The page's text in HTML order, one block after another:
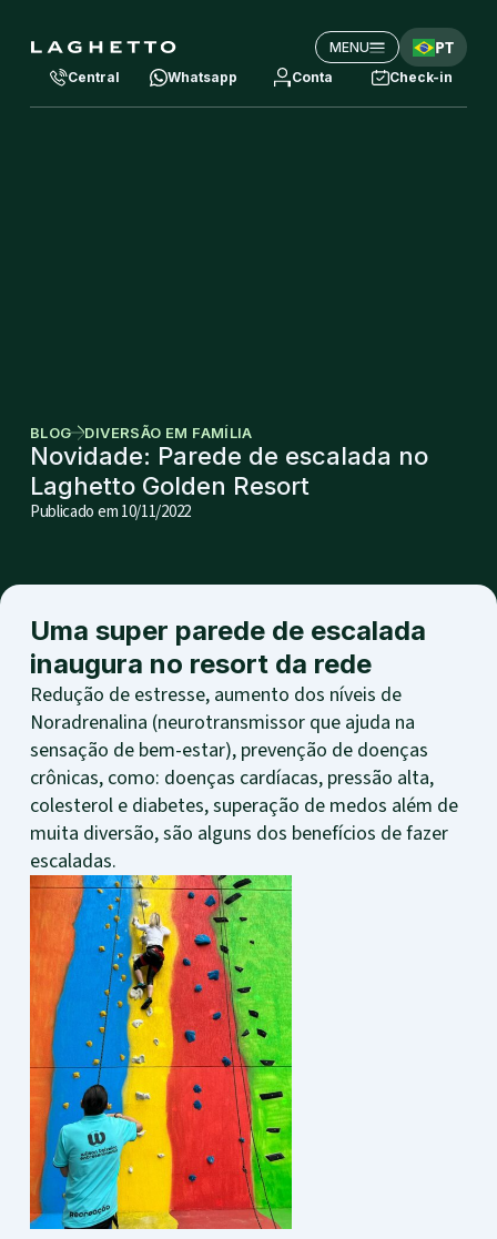
MENU PT
Central Whatsapp Conta Check-in
BLOG DIVERSÃO EM FAMÍLIA
Novidade: Parede de escalada no
Laghetto Golden Resort
Publicado em10/11/2022
Uma super parede de escalada
inaugura no resort da rede
Redução de estresse, aumento dos níveis de
Noradrenalina (neurotransmissor que ajuda na
sensação de bem-estar), prevenção de doenças
crônicas, como: doenças cardíacas, pressão alta,
colesterol e diabetes, superação de medos além de
muita diversão, são alguns dos benefícios de fazer
escaladas.